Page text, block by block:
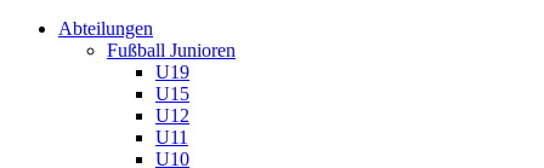
Abteilungen
Fußball Junioren
U19
U15
U12
U11
U10